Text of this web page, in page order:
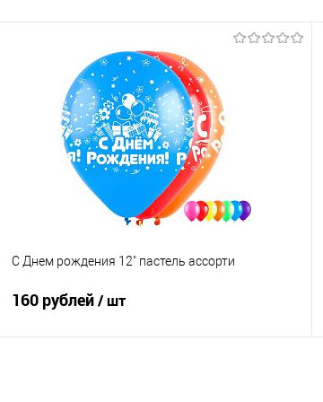
В корзину
Купить в 1 клик
Сравнение
В избранное
Под заказ
С Днем рождения 12" пастель ассорти
160 рублей/ шт